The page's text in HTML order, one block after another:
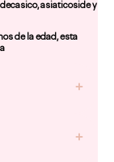
asiaticoside y
de la edad, esta